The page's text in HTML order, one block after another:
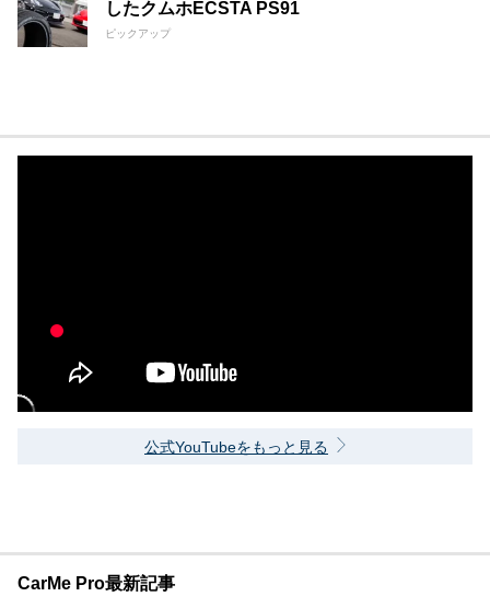
したクムホECSTA PS91
ピックアップ
公式YouTubeをもっと見る
CarMe Pro最新記事